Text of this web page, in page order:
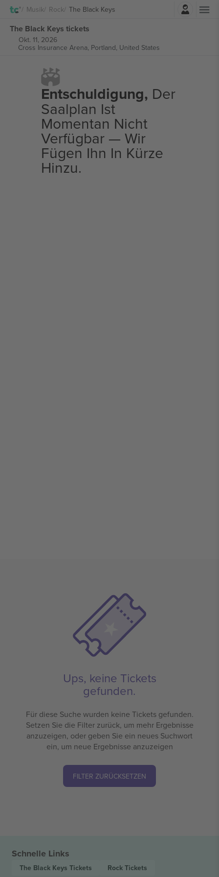
Musik Rock The Black Keys
The Black Keys tickets
Okt. 11, 2026
Cross Insurance Arena, Portland, United States
Entschuldigung, Der
Saalplan Ist
Momentan Nicht
Verfügbar — Wir
Fügen Ihn In Kürze
Hinzu.
Ups, keine Tickets
gefunden.
Für diese Suche wurden keine Tickets gefunden.
Setzen Sie die Filter zurück, um mehr Ergebnisse
anzuzeigen, oder geben Sie ein neues Suchwort
ein, um neue Ergebnisse anzuzeigen
FILTER ZURÜCKSETZEN
Schnelle Links
The Black Keys Tickets Rock Tickets